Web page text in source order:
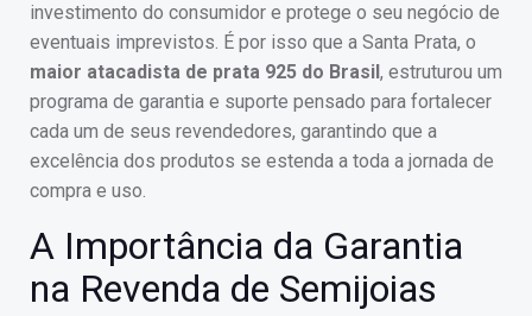
investimento do consumidor e protege o seu negócio de
eventuais imprevistos. É por isso que a Santa Prata, o
maior atacadista de prata 925 do Brasil, estruturou um
programa de garantia e suporte pensado para fortalecer
cada um de seus revendedores, garantindo que a
excelência dos produtos se estenda a toda a jornada de
compra e uso.
A Importância da Garantia
na Revenda de Semijoias